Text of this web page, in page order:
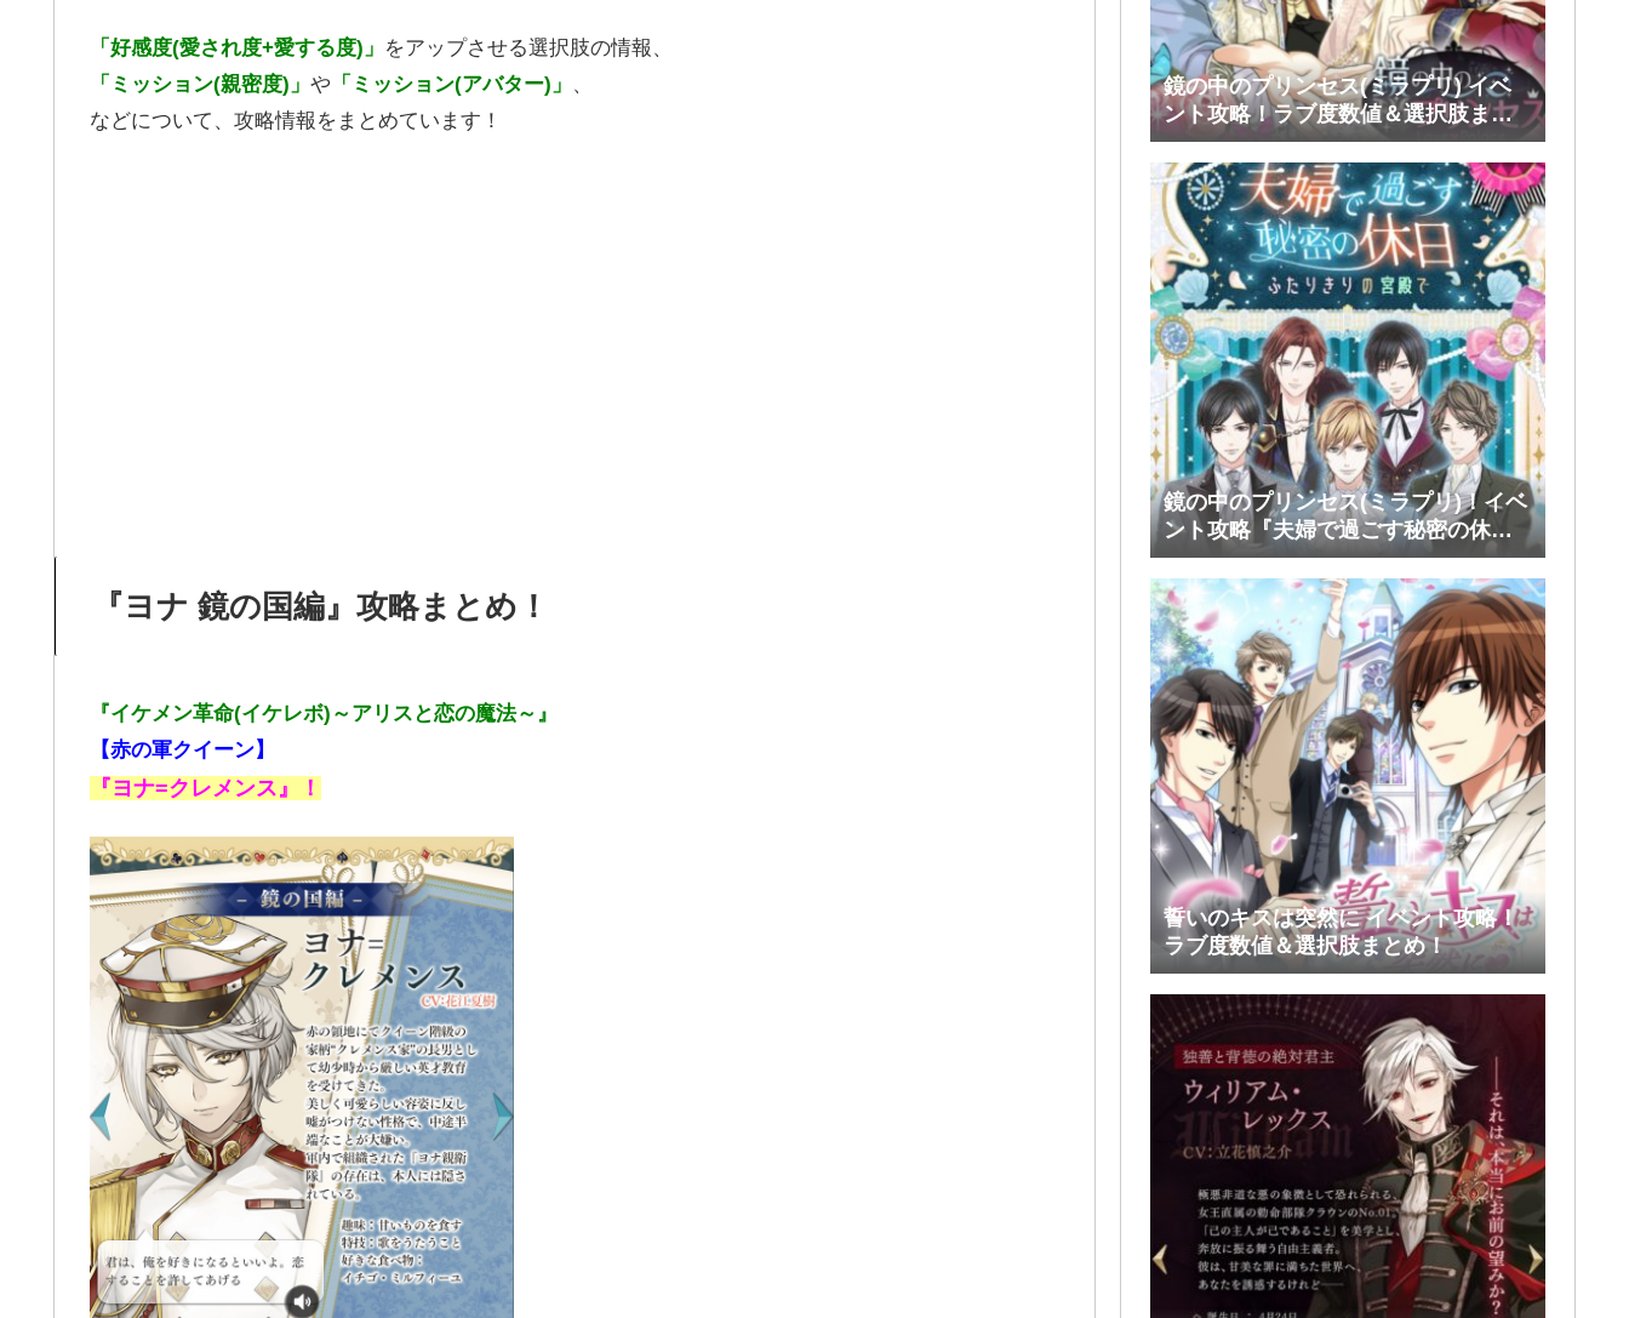
「好感度(愛され度+愛する度)」 をアップさせる選択肢の情報、
「ミッション(親密度)」 や 「ミッション(アバター)」 、
などについて、攻略情報をまとめています！
『ヨナ 鏡の国編』攻略まとめ！
『イケメン革命(イケレボ)～アリスと恋の魔法～』
【赤の軍クイーン】
『ヨナ=クレメンス 』！
鏡の中のプリンセス(ミラプリ) イベ
ント攻略！ラブ度数値＆選択肢まと
め！
鏡の中のプリンセス(ミラプリ)！イベ
ント攻略『夫婦で過ごす秘密の休
日』前半(シミアン・ルスラン・タカ)
誓いのキスは突然に イベント攻略！
ラブ度数値＆選択肢まとめ！